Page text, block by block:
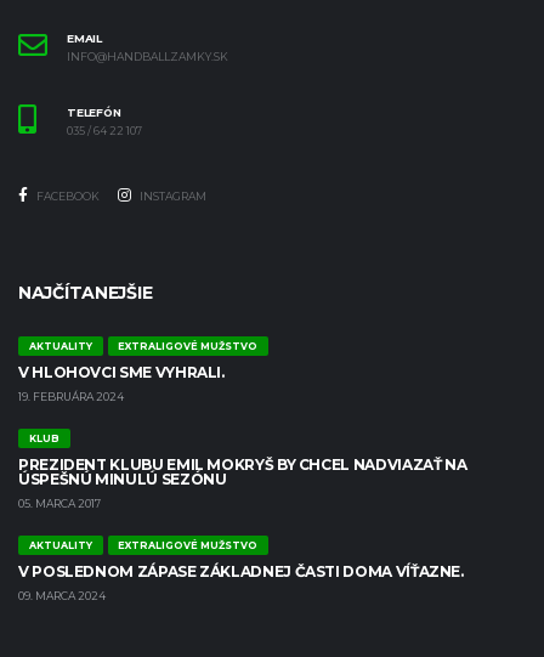
EMAIL
INFO@HANDBALLZAMKY.SK
TELEFÓN
035 / 64 22 107
FACEBOOK INSTAGRAM
NAJČÍTANEJŠIE
AKTUALITY EXTRALIGOVÉ MUŽSTVO
V HLOHOVCI SME VYHRALI.
19. FEBRUÁRA 2024
KLUB
PREZIDENT KLUBU EMIL MOKRYŠ BY CHCEL NADVIAZAŤ NA
ÚSPEŠNÚ MINULÚ SEZÓNU
05. MARCA 2017
AKTUALITY EXTRALIGOVÉ MUŽSTVO
V POSLEDNOM ZÁPASE ZÁKLADNEJ ČASTI DOMA VÍŤAZNE.
09. MARCA 2024